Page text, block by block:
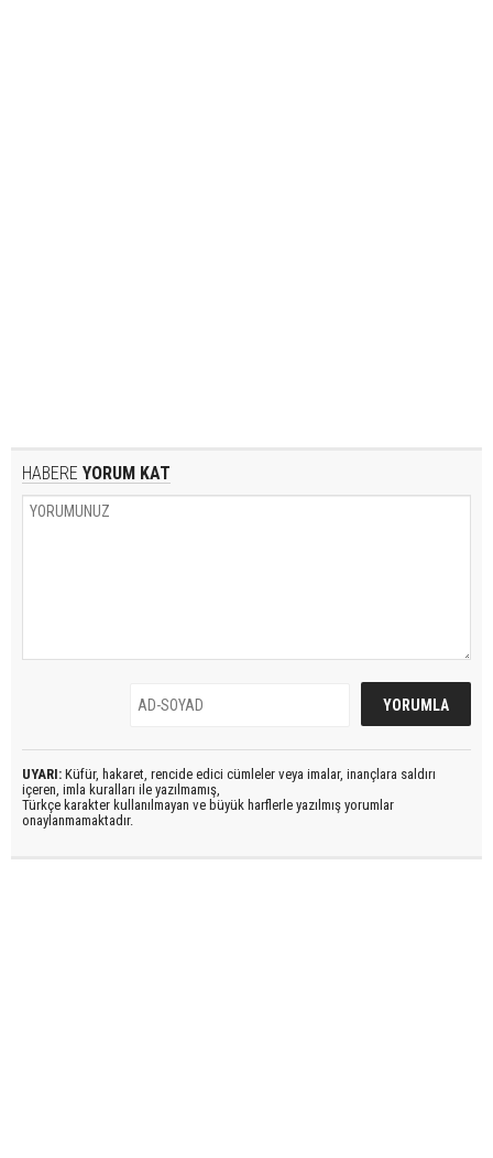
HABERE YORUM KAT
UYARI: Küfür, hakaret, rencide edici cümleler veya imalar, inançlara saldırı
içeren, imla kuralları ile yazılmamış,
Türkçe karakter kullanılmayan ve büyük harflerle yazılmış yorumlar
onaylanmamaktadır.